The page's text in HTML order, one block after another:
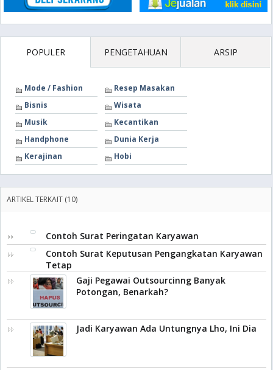
POPULER PENGETAHUAN ARSIP
Mode / Fashion
Resep Masakan
Bisnis
Wisata
Musik
Kecantikan
Handphone
Dunia Kerja
Kerajinan
Hobi
ARTIKEL TERKAIT (10)
Contoh Surat Peringatan Karyawan
Contoh Surat Keputusan Pengangkatan Karyawan
Tetap
Gaji Pegawai Outsourcinng Banyak
Potongan, Benarkah?
Jadi Karyawan Ada Untungnya Lho, Ini Dia